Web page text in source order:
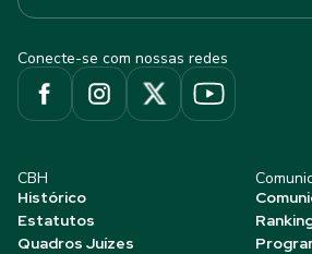
Conecte-se com nossas redes
CBH
Histórico
Estatutos
Quadros Juízes